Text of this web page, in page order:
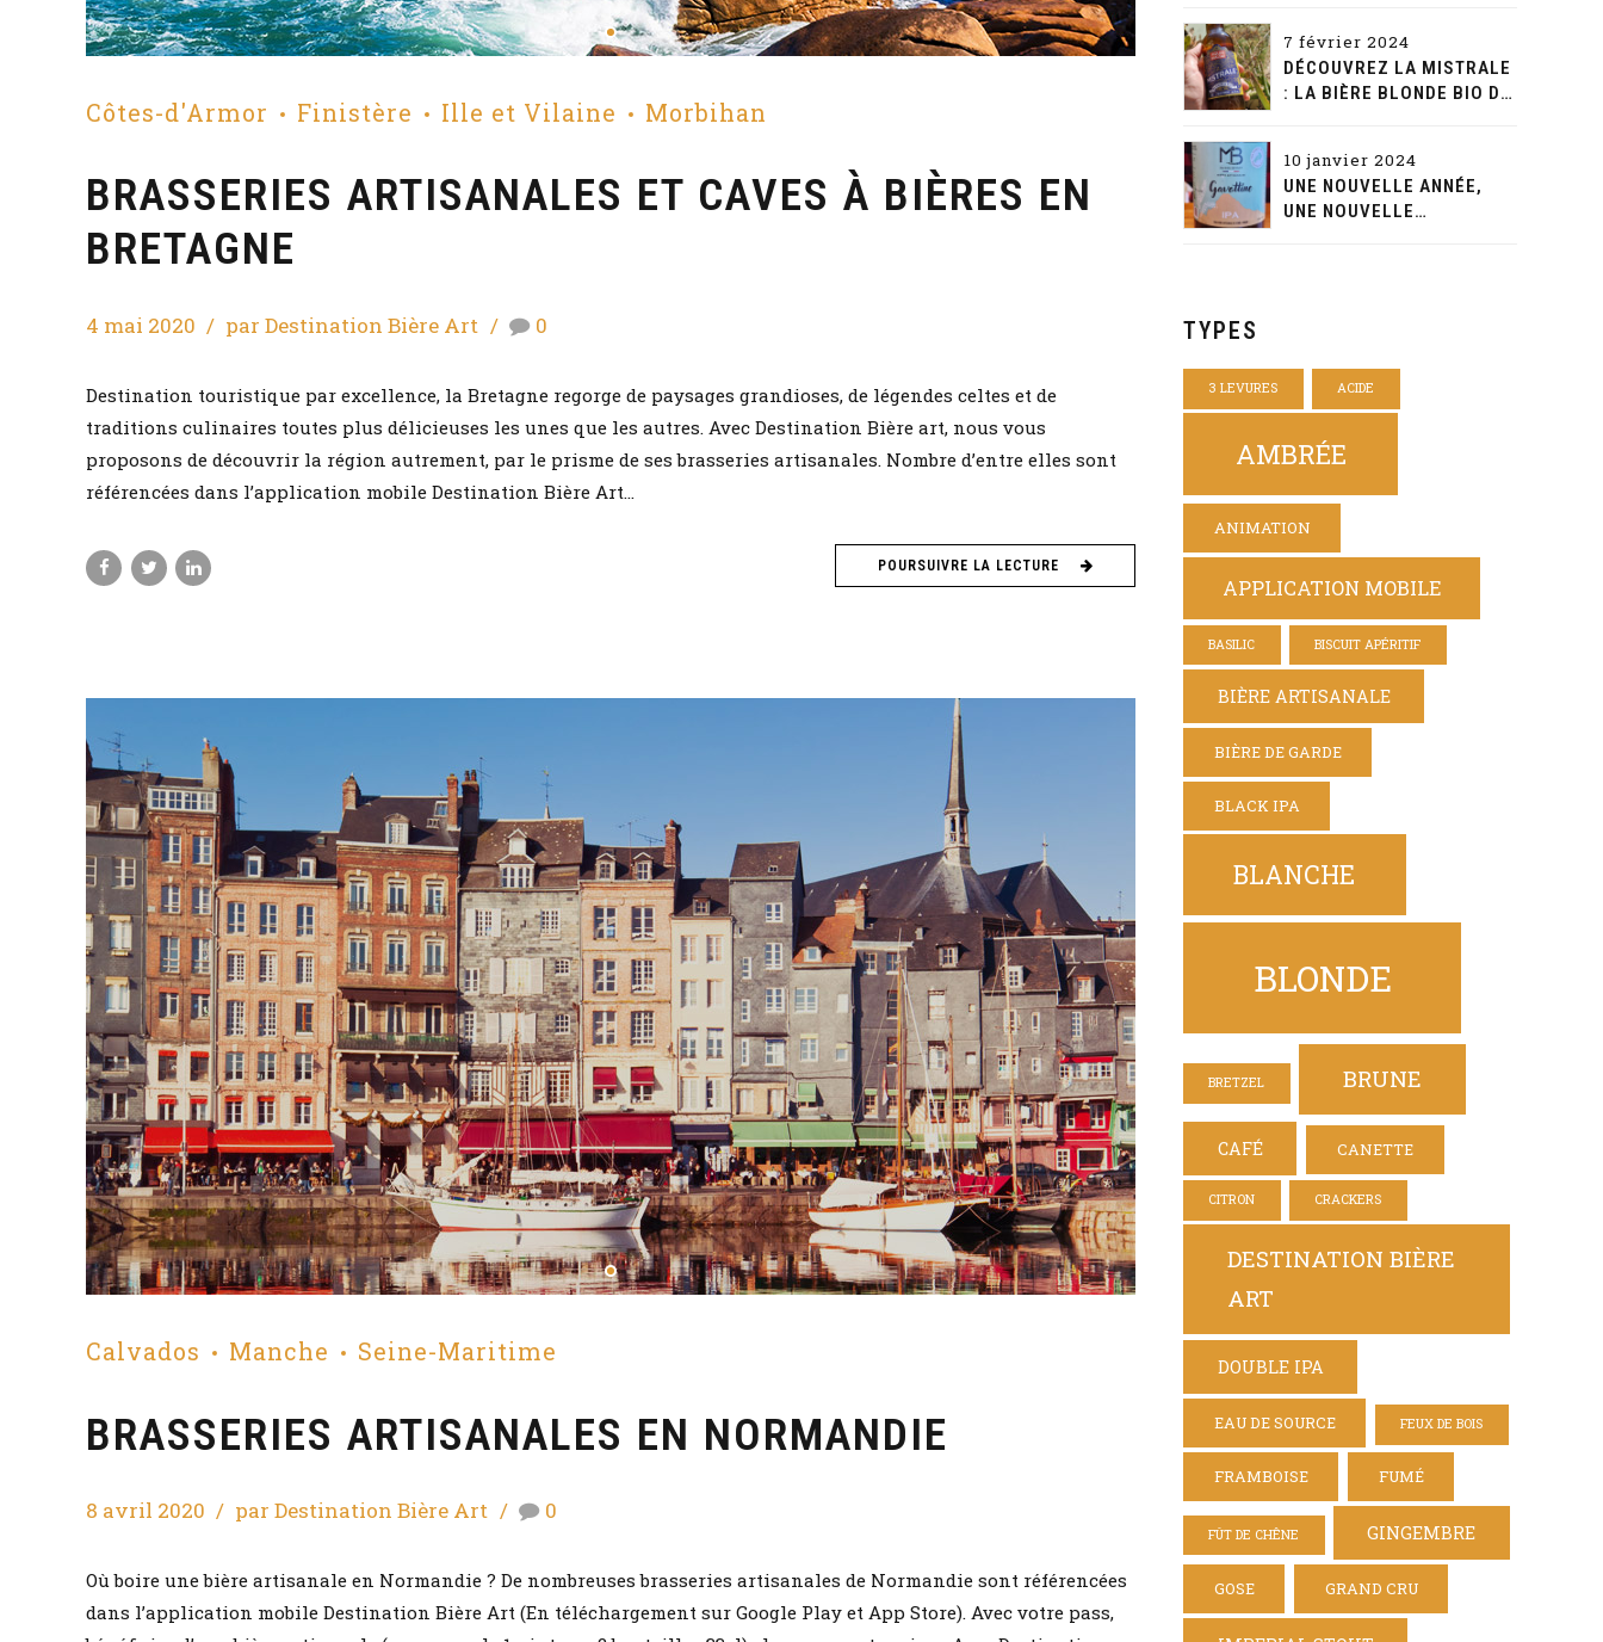
Côtes-d'Armor Finistère Ille et Vilaine Morbihan
BRASSERIES ARTISANALES ET CAVES À BIÈRES EN
BRETAGNE
4 mai 2020 par Destination Bière Art 0
Destination touristique par excellence, la Bretagne regorge de paysages grandioses, de légendes celtes et de
traditions culinaires toutes plus délicieuses les unes que les autres. Avec Destination Bière art, nous vous
proposons de découvrir la région autrement, par le prisme de ses brasseries artisanales. Nombre d’entre elles sont
référencées dans l’application mobile Destination Bière Art...
POURSUIVRE LA LECTURE
Calvados Manche Seine-Maritime
BRASSERIES ARTISANALES EN NORMANDIE
8 avril 2020 par Destination Bière Art 0
Où boire une bière artisanale en Normandie ? De nombreuses brasseries artisanales de Normandie sont référencées
dans l’application mobile Destination Bière Art (En téléchargement sur Google Play et App Store). Avec votre pass,
7 février 2024
DÉCOUVREZ LA MISTRALE
: LA BIÈRE BLONDE BIO DE
10 janvier 2024
UNE NOUVELLE ANNÉE,
UNE NOUVELLE
TYPES
3 LEVURES ACIDE
AMBRÉE
ANIMATION
APPLICATION MOBILE
BASILIC BISCUIT APÉRITIF
BIÈRE ARTISANALE
BIÈRE DE GARDE
BLACK IPA
BLANCHE
BLONDE
BRETZEL BRUNE
CAFÉ CANETTE
CITRON CRACKERS
DESTINATION BIÈRE
ART
DOUBLE IPA
EAU DE SOURCE FEUX DE BOIS
FRAMBOISE FUMÉ
FÛT DE CHÊNE GINGEMBRE
GOSE GRAND CRU